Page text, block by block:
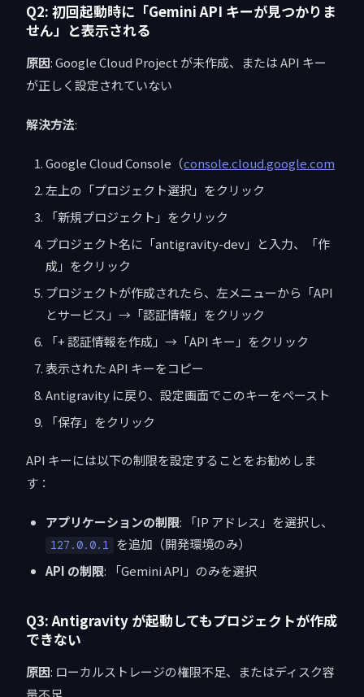
Q2: 初回起動時に「Gemini API キーが見つかりま
せん」と表示される
原因: Google Cloud Project が未作成、または API キー
が正しく設定されていない
解決方法:
Google Cloud Console（console.cloud.google.com
左上の「プロジェクト選択」をクリック
「新規プロジェクト」をクリック
プロジェクト名に「antigravity-dev」と入力、「作
成」をクリック
プロジェクトが作成されたら、左メニューから「API
とサービス」→「認証情報」をクリック
「+ 認証情報を作成」→「API キー」をクリック
表示された API キーをコピー
Antigravity に戻り、設定画面でこのキーをペースト
「保存」をクリック
API キーには以下の制限を設定することをお勧めしま
す：
アプリケーションの制限: 「IP アドレス」を選択し、
127.0.0.1
を追加（開発環境のみ）
API の制限: 「Gemini API」のみを選択
Q3: Antigravity が起動してもプロジェクトが作成
できない
原因: ローカルストレージの権限不足、またはディスク容